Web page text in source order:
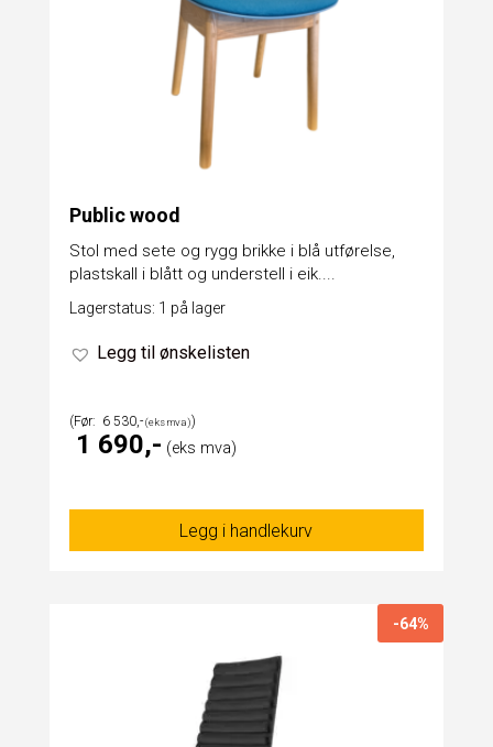
Public wood
Stol med sete og rygg brikke i blå utførelse,
plastskall i blått og understell i eik....
Lagerstatus: 1 på lager
Legg til ønskelisten
6 530
1 690
Legg i handlekurv
-64%